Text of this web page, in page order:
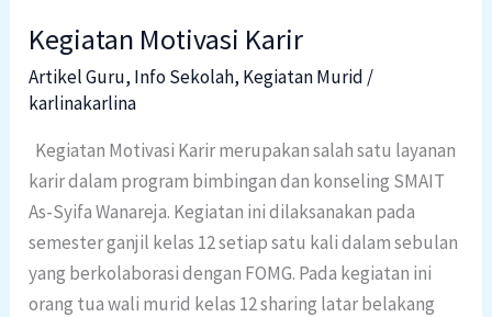
Kegiatan Motivasi Karir
Artikel Guru, Info Sekolah, Kegiatan Murid /
karlinakarlina
Kegiatan Motivasi Karir merupakan salah satu layanan
karir dalam program bimbingan dan konseling SMAIT
As-Syifa Wanareja. Kegiatan ini dilaksanakan pada
semester ganjil kelas 12 setiap satu kali dalam sebulan
yang berkolaborasi dengan FOMG. Pada kegiatan ini
orang tua wali murid kelas 12 sharing latar belakang
Karir